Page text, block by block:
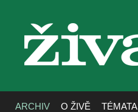
živa
ARCHIV O ŽIVĚ TÉMATA